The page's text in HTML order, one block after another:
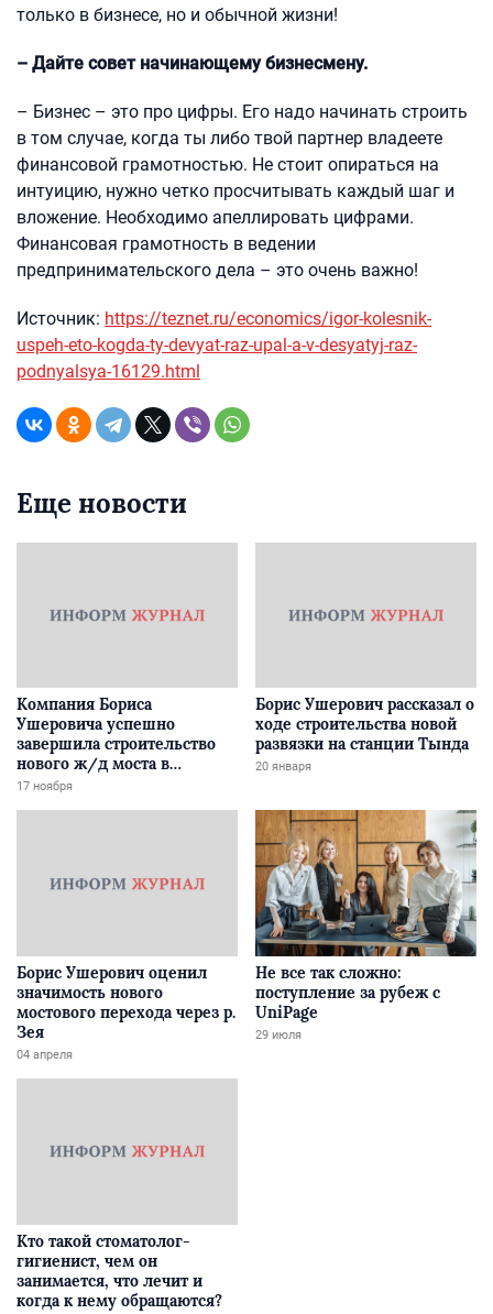
только в бизнесе, но и обычной жизни!
– Дайте совет начинающему бизнесмену.
– Бизнес – это про цифры. Его надо начинать строить
в том случае, когда ты либо твой партнер владеете
финансовой грамотностью. Не стоит опираться на
интуицию, нужно четко просчитывать каждый шаг и
вложение. Необходимо апеллировать цифрами.
Финансовая грамотность в ведении
предпринимательского дела – это очень важно!
Источник: https://teznet.ru/economics/igor-kolesnik-
uspeh-eto-kogda-ty-devyat-raz-upal-a-v-desyatyj-raz-
podnyalsya-16129.html
Еще новости
Компания Бориса
Ушеровича успешно
завершила строительство
нового ж/д моста в
Забайкалье
17 ноября
Борис Ушерович рассказал о
ходе строительства новой
развязки на станции Тында
20 января
Борис Ушерович оценил
значимость нового
мостового перехода через р.
Зея
04 апреля
Не все так сложно:
поступление за рубеж с
UniPage
29 июля
Кто такой стоматолог-
гигиенист, чем он
занимается, что лечит и
когда к нему обращаются?